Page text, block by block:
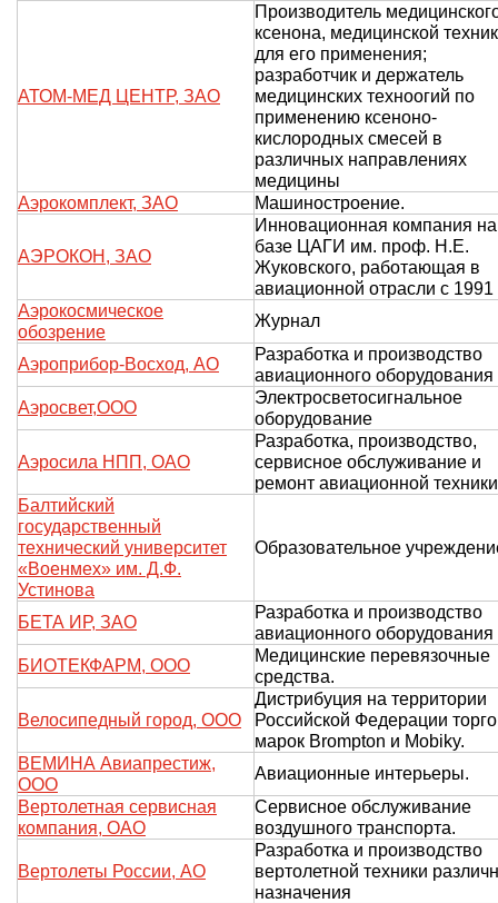
АТОМ-МЕД ЦЕНТР, ЗАО
Производитель
ксенона, медицинской
для его применения;
разработчик и держатель
медицинских техноогий по
применению ксеноно-
кислородных смесей в
различных направлениях
медицины
Аэрокомплект, ЗАО
Машиностроение.
АЭРОКОН, ЗАО
Инновационная компания на
базе ЦАГИ им. проф. Н.Е.
Жуковского, работающая в
авиационной отрасли с 1991
Аэрокосмическое
обозрение
Журнал
Аэроприбор-Восход, АО
Разработка и производство
авиационного оборудования
Аэросвет,ООО
Электросветосигнальное
оборудование
Аэросила НПП, ОАО
Разработка, производство,
сервисное обслуживание и
ремонт авиационной техники
Балтийский
государственный
технический университет
«Военмех» им. Д.Ф.
Устинова
Образовательное
БЕТА ИР, ЗАО
Разработка и производство
авиационного оборудования
БИОТЕКФАРМ, ООО
Медицинские перевязочные
средства.
Велосипедный город, ООО
Дистрибуция на территории
Российской Федерации
марок Brompton и Mobiky.
ВЕМИНА Авиапрестиж,
ООО
Авиационные интерьеры.
Вертолетная сервисная
компания, ОАО
Сервисное обслуживание
воздушного транспорта.
Вертолеты России, АО
Разработка и производство
вертолетной техники
назначения